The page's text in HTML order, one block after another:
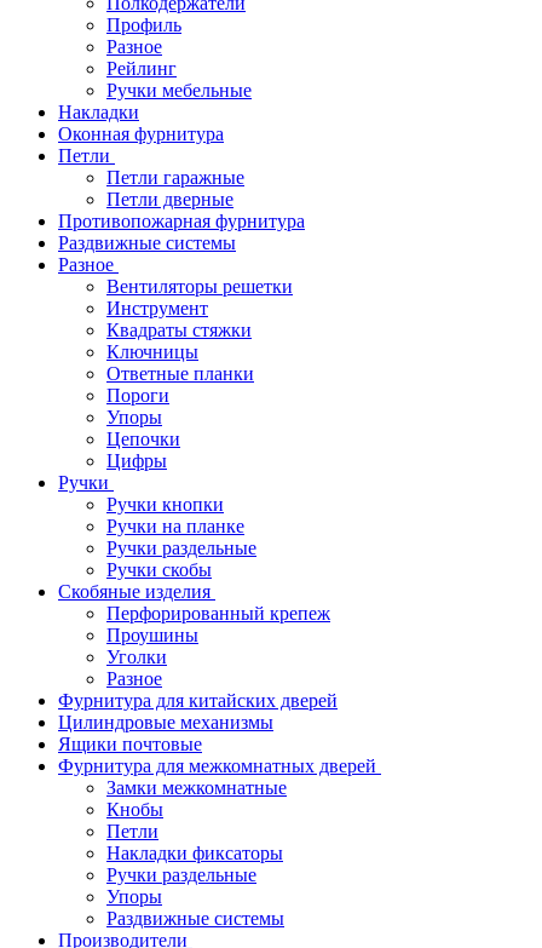
Профиль
Разное
Рейлинг
Ручки мебельные
Накладки
Оконная фурнитура
Петли
Петли гаражные
Петли дверные
Противопожарная фурнитура
Раздвижные системы
Разное
Вентиляторы решетки
Инструмент
Квадраты стяжки
Ключницы
Ответные планки
Пороги
Упоры
Цепочки
Цифры
Ручки
Ручки кнопки
Ручки на планке
Ручки раздельные
Ручки скобы
Скобяные изделия
Перфорированный крепеж
Проушины
Уголки
Разное
Фурнитура для китайских дверей
Цилиндровые механизмы
Ящики почтовые
Фурнитура для межкомнатных дверей
Замки межкомнатные
Кнобы
Петли
Накладки фиксаторы
Ручки раздельные
Упоры
Раздвижные системы
Производители